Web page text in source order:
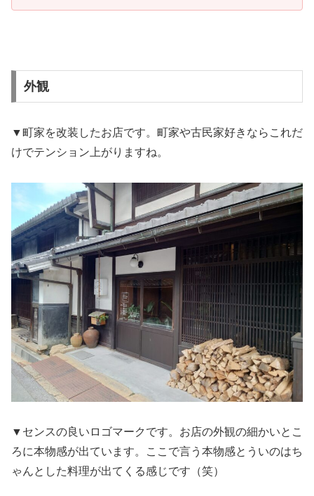
外観
▼町家を改装したお店です。町家や古民家好きならこれだ
けでテンション上がりますね。
▼センスの良いロゴマークです。お店の外観の細かいとこ
ろに本物感が出ています。ここで言う本物感とういのはち
ゃんとした料理が出てくる感じです（笑）